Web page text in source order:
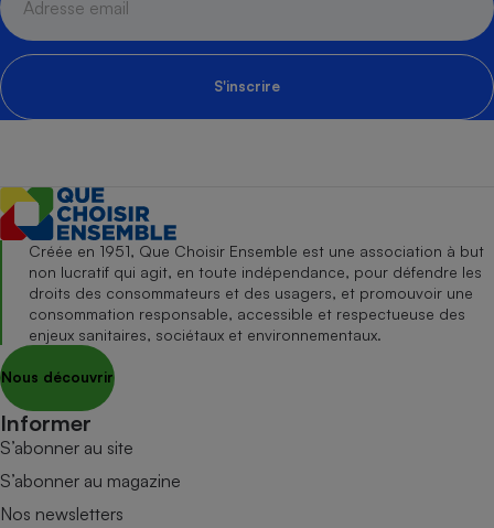
S'inscrire
Créée en 1951, Que Choisir Ensemble est une association à but
non lucratif qui agit, en toute indépendance, pour défendre les
droits des consommateurs et des usagers, et promouvoir une
consommation responsable, accessible et respectueuse des
enjeux sanitaires, sociétaux et environnementaux.
Nous découvrir
Informer
S’abonner au site
S’abonner au magazine
Nos newsletters